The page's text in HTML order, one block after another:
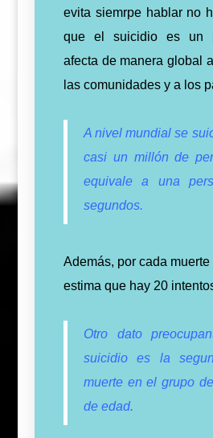
evita siemrpe hablar no
que el suicidioes un
afecta de manera global
las comunidades y a los
A nivel mundial se
casi un millón de
equivale a una
segundos.
Además, por cada
estima que hay 20
Otro dato
suicidio es la
muerte en el grupo
de edad.